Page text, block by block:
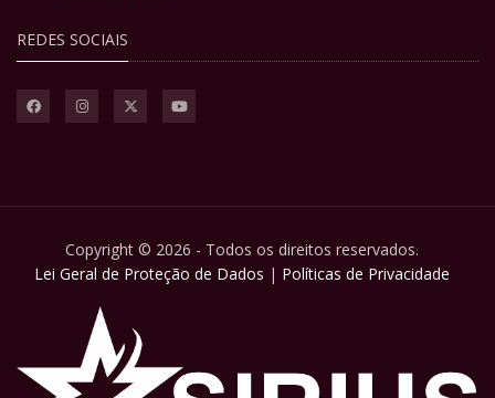
REDES SOCIAIS
Copyright © 2026 - Todos os direitos reservados.
Lei Geral de Proteção de Dados | Políticas de Privacidade